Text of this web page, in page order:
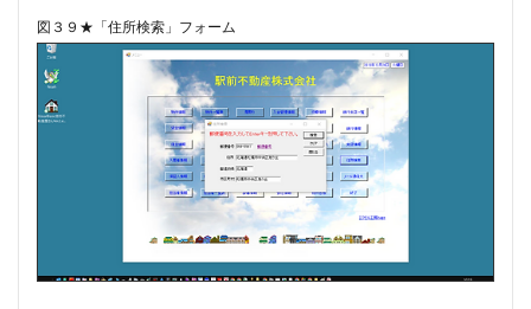
図３９★「住所検索」フォーム